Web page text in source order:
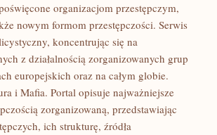
organizacjom przestępczym,
nowym formom przestępczości. Serwis
koncentrując się na
z działalnością zorganizowanych grup
europejskich oraz na całym globie.
i Mafia. Portal opisuje najważniejsze
zorganizowaną, przedstawiając
ich strukturę, źródła